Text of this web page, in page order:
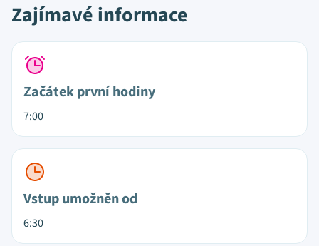
Zajímavé informace
Začátek první hodiny
7:00
Vstup umožněn od
6:30